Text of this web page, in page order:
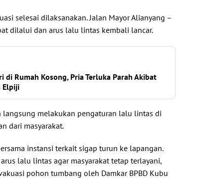
selesai dilaksanakan. Jalan Mayor Alianyang –
dilalui dan arus lalu lintas kembali lancar.
di Rumah Kosong, Pria Terluka Parah Akibat
Elpiji
langsung melakukan pengaturan lalu lintas di
dari masyarakat.
instansi terkait sigap turun ke lapangan.
lalu lintas agar masyarakat tetap terlayani,
pohon tumbang oleh Damkar BPBD Kubu